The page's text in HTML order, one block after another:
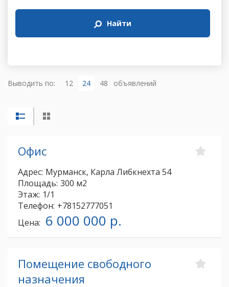
Найти
Выводить по: 12 24 48 объявлений
Офис
Адрес: Мурманск, Карла Либкнехта 54
Площадь: 300 м2
Этаж: 1/1
Телефон: +78152777051
Цена: 6 000 000 р.
Помещение свободного
назначения